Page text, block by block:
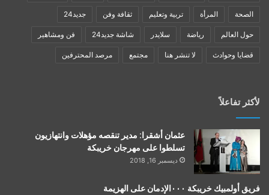
الصحة المرأة تربية وتعليم ثقافة وفن جديد24
حول العالم رياضة سلايدر شاشة جديد24 فن ومشاهير
قضايا وحوادث لا تنشر هنا مجتمع مرصد المحترفين
لأكثر تفاعلاً
عثمان أشقرا: مدير تنقصه مؤهلات وانتهازيون
تسلطوا على مهرجان خريبكة
ديسمبر 16, 2018
فريق أولمبيك خريبكة ٠٠٠الإدمان على الهزيمة